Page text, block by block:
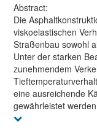
Abstract:
Die
viskoelastischen
Straßenbau sowohl
Unter der starken
zunehmendem
eine ausreichende
gewährleistet